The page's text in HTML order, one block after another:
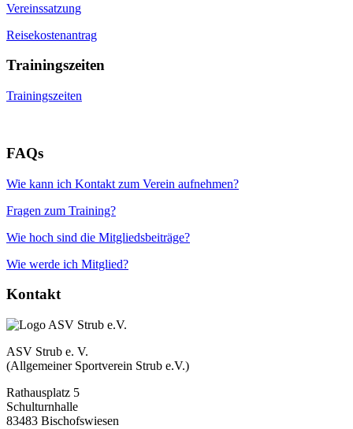
Vereinssatzung
Reisekostenantrag
Trainingszeiten
Trainingszeiten
FAQs
Wie kann ich Kontakt zum Verein aufnehmen?
Fragen zum Training?
Wie hoch sind die Mitgliedsbeiträge?
Wie werde ich Mitglied?
Kontakt
ASV Strub e. V.
(Allgemeiner Sportverein Strub e.V.)
Rathausplatz 5
Schulturnhalle
83483 Bischofswiesen